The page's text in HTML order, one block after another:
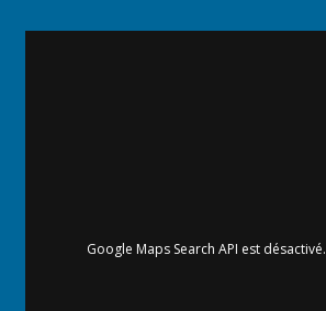
Google Maps Search API est désactivé.